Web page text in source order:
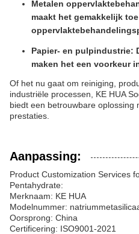
Metalen
maakt het gemakkelijk
Papier- en pulpindustrie:
maken het een voorkeur
Of het nu gaat om reiniging,
industriële processen, KE HUA
biedt een betrouwbare oplossing
prestaties.
Aanpassing:
Product Customization Services
Pentahydrate:
Merknaam: KE HUA
Modelnummer:
Oorsprong: China
Certificering: ISO9001-2021